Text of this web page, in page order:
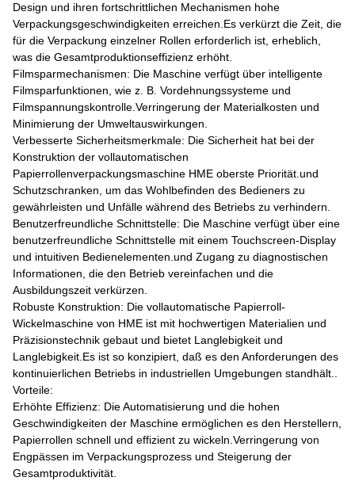
Design und ihren fortschrittlichen Mechanismen hohe
Verpackungsgeschwindigkeiten erreichen.Es verkürzt die Zeit, die
für die Verpackung einzelner Rollen erforderlich ist, erheblich,
was die Gesamtproduktionseffizienz erhöht.
Filmsparmechanismen: Die Maschine verfügt über intelligente
Filmsparfunktionen, wie z. B. Vordehnungssysteme und
Filmspannungskontrolle.Verringerung der Materialkosten und
Minimierung der Umweltauswirkungen.
Verbesserte Sicherheitsmerkmale: Die Sicherheit hat bei der
Konstruktion der vollautomatischen
Papierrollenverpackungsmaschine HME oberste Priorität.und
Schutzschranken, um das Wohlbefinden des Bedieners zu
gewährleisten und Unfälle während des Betriebs zu verhindern.
Benutzerfreundliche Schnittstelle: Die Maschine verfügt über eine
benutzerfreundliche Schnittstelle mit einem Touchscreen-Display
und intuitiven Bedienelementen.und Zugang zu diagnostischen
Informationen, die den Betrieb vereinfachen und die
Ausbildungszeit verkürzen.
Robuste Konstruktion: Die vollautomatische Papierroll-
Wickelmaschine von HME ist mit hochwertigen Materialien und
Präzisionstechnik gebaut und bietet Langlebigkeit und
Langlebigkeit.Es ist so konzipiert, daß es den Anforderungen des
kontinuierlichen Betriebs in industriellen Umgebungen standhält..
Vorteile:
Erhöhte Effizienz: Die Automatisierung und die hohen
Geschwindigkeiten der Maschine ermöglichen es den Herstellern,
Papierrollen schnell und effizient zu wickeln.Verringerung von
Engpässen im Verpackungsprozess und Steigerung der
Gesamtproduktivität.